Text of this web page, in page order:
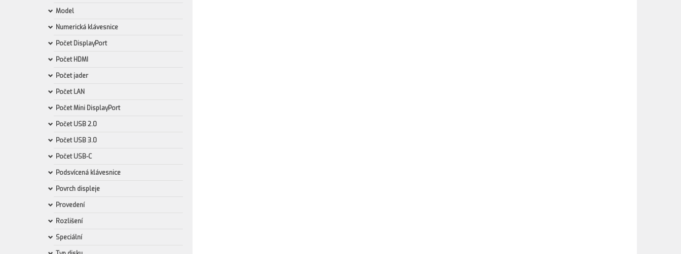
Model
Numerická klávesnice
Počet DisplayPort
Počet HDMI
Počet jader
Počet LAN
Počet Mini DisplayPort
Počet USB 2.0
Počet USB 3.0
Počet USB-C
Podsvícená klávesnice
Povrch displeje
Provedení
Rozlišení
Speciální